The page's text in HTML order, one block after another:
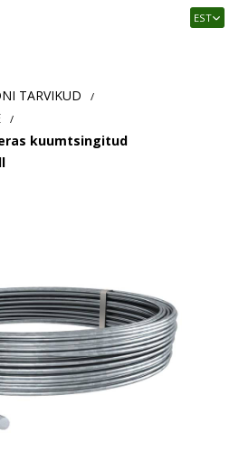
EST
TARVIKUD /
/
kuumtsingitud